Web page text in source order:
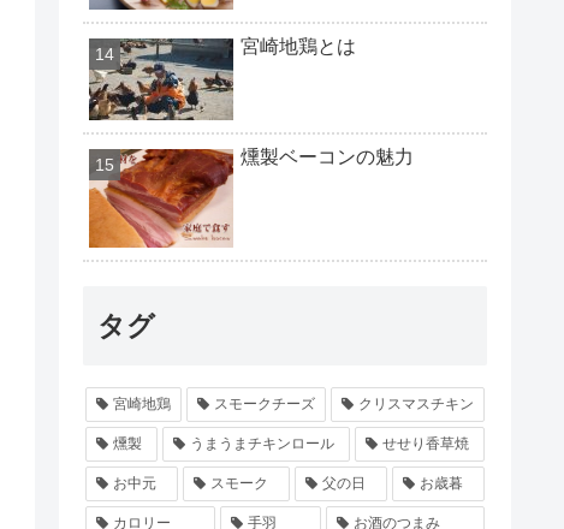
宮崎地鶏とは
燻製ベーコンの魅力
タグ
宮崎地鶏 スモークチーズ クリスマスチキン
燻製 うまうまチキンロール せせり香草焼
お中元 スモーク 父の日 お歳暮
カロリー 手羽 お酒のつまみ